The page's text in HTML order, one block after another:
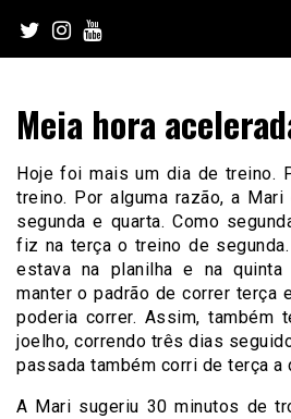
content
Meia hora
Hoje foi mais um dia de treino.
treino. Por alguma razão, a
segunda e quarta. Como
fiz na terça o treino de
estava na planilha e na quinta
manter o padrão de correr terça
poderia correr. Assim, também
joelho, correndo três dias
passada também corri de terça a
A Mari sugeriu 30 minutos de